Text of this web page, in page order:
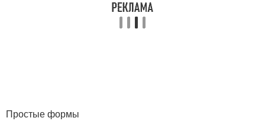
Простые формы